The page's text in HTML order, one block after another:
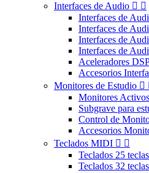
Interfaces de Audio  
Interfaces de
Interfaces de
Interfaces de
Interfaces de
Aceleradores
Accesorios
Monitores de Estudio 
Monitores Activos
Subgrave para
Control de
Accesorios
Teclados MIDI  
Teclados 25 teclas
Teclados 32 teclas